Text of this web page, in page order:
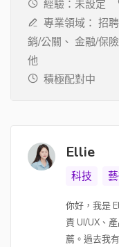
經驗：未設定
專業領域： 招聘
銷/公關、 金融/保
他
積極配對中
Ellie
科技
你好，我是
責 UI/UX、
薦。過去我